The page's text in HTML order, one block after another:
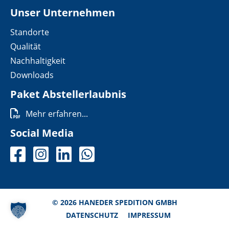
Unser Unternehmen
Standorte
Qualität
Nachhaltigkeit
Downloads
Paket Abstellerlaubnis
Mehr erfahren...
Social Media
© 2026 HANEDER SPEDITION GMBH
DATENSCHUTZ
IMPRESSUM